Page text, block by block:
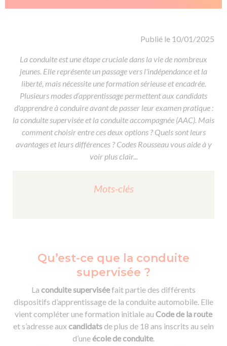
Formations pro.
Formation CACES
Devenir enseignant de la conduite
Publié le 10/01/2025
La conduite est une étape cruciale dans la vie de nombreux
jeunes. Elle représente un passage vers l'indépendance et la
liberté, mais nécessite une formation sérieuse et encadrée.
Plusieurs modes d’apprentissage permettent aux candidats
d'apprendre à conduire avant de passer leur examen pratique :
la conduite supervisée et la conduite accompagnée (AAC). Mais
comment choisir entre ces deux options ? Quels sont leurs
avantages et leurs différences ? Codes Rousseau vous aide à y
voir plus clair...
Mots-clés
Qu’est-ce que la conduite
supervisée ?
La conduite superviséefait partie des différents
dispositifs d’apprentissage de la conduite automobile. Elle
vient compléter une formation initiale au Code de la route
et s’adresse auxcandidats de plus de 18 ans inscrits au sein
d’uneécole de conduite.